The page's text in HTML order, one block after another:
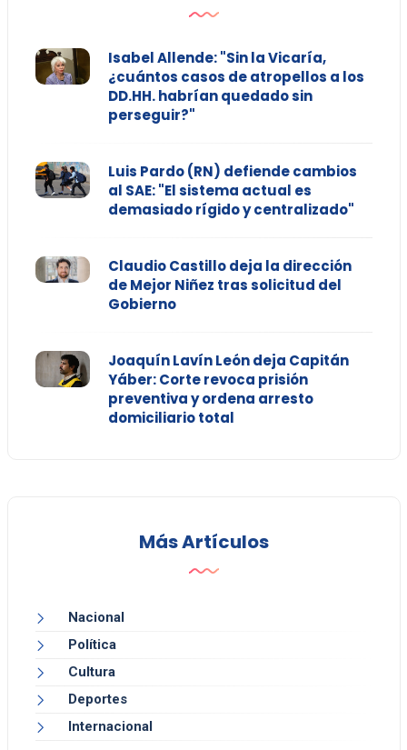
Isabel Allende: "Sin la Vicaría,
¿cuántos casos de atropellos a los
DD.HH. habrían quedado sin
perseguir?"
Luis Pardo (RN) defiende cambios
al SAE: "El sistema actual es
demasiado rígido y centralizado"
Claudio Castillo deja la dirección
de Mejor Niñez tras solicitud del
Gobierno
Joaquín Lavín León deja Capitán
Yáber: Corte revoca prisión
preventiva y ordena arresto
domiciliario total
Más Artículos
Nacional
Política
Cultura
Deportes
Internacional